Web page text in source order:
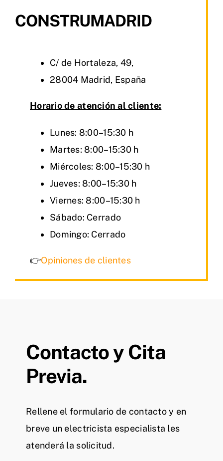
CONSTRUMADRID
C/ de Hortaleza, 49,
28004 Madrid, España
Horario de atención al cliente:
Lunes: 8:00–15:30 h
Martes: 8:00–15:30 h
Miércoles: 8:00–15:30 h
Jueves: 8:00–15:30 h
Viernes: 8:00–15:30 h
Sábado: Cerrado
Domingo: Cerrado
👉Opiniones de clientes
Contacto y Cita
Previa.
Rellene el formulario de contacto y en
breve un electricista especialista les
atenderá la solicitud.